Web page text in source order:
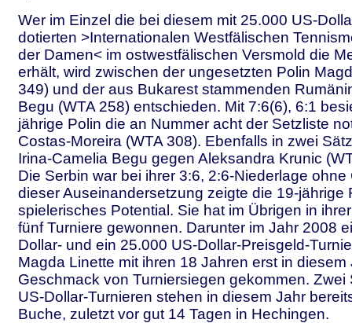
Wer im Einzel die bei diesem mit 25.000 US-
dotierten >Internationalen Westfälischen
der Damen< im ostwestfälischen Versmold die
erhält, wird zwischen der ungesetzten Polin
349) und der aus Bukarest stammenden
Begu (WTA 258) entschieden. Mit 7:6(6), 6:1
jährige Polin die an Nummer acht der Setzliste
Costas-Moreira (WTA 308). Ebenfalls in zwei
Irina-Camelia Begu gegen Aleksandra Krunic
Die Serbin war bei ihrer 3:6, 2:6-Niederlage
dieser Auseinandersetzung zeigte die 19-jährige
spielerisches Potential. Sie hat im Übrigen in
fünf Turniere gewonnen. Darunter im Jahr 2008
Dollar- und ein 25.000 US-Dollar-Preisgeld-
Magda Linette mit ihren 18 Jahren erst in diesem
Geschmack von Turniersiegen gekommen. Zwei
US-Dollar-Turnieren stehen in diesem Jahr
Buche, zuletzt vor gut 14 Tagen in Hechingen.